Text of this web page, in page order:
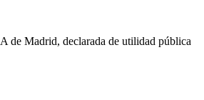
de Madrid, declarada de utilidad pública